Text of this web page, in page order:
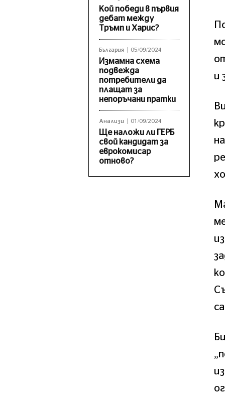
Кой победи в първия
дебат между
Тръмп и Харис?
България 05/09/2024
Измамна схема
подвежда
потребители да
плащат за
непоръчани пратки
Анализи 01/09/2024
Ще наложи ли ГЕРБ
свой кандидат за
еврокомисар
отново?
и